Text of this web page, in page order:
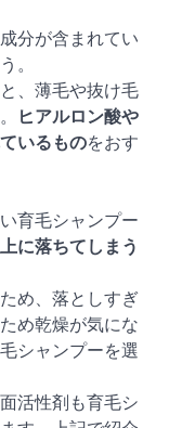
分が含まれてい
。
、薄毛や抜け毛
ヒアルロン酸や
いるものをおす
育毛シャンプー
に落ちてしまう
め、落としすぎ
め乾燥が気にな
シャンプーを選
活性剤も育毛シ